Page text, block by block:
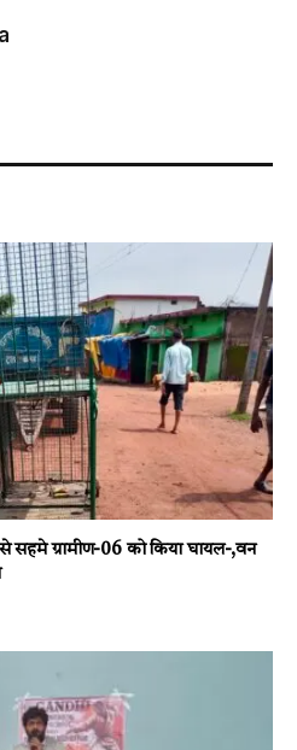
ग्रामीण-06 को किया घायल-,वन